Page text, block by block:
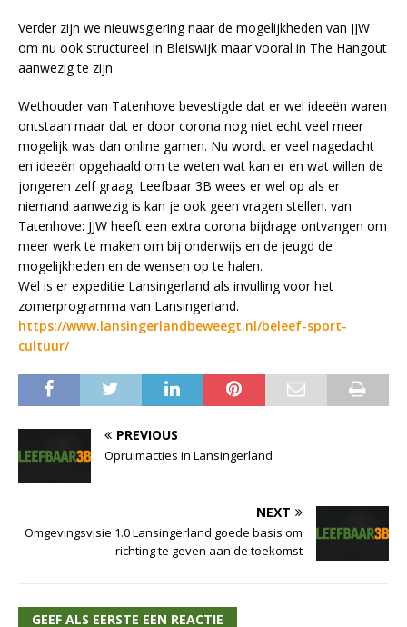
Verder zijn we nieuwsgiering naar de mogelijkheden van JJW
om nu ook structureel in Bleiswijk maar vooral in The Hangout
aanwezig te zijn.
Wethouder van Tatenhove bevestigde dat er wel ideeën waren
ontstaan maar dat er door corona nog niet echt veel meer
mogelijk was dan online gamen. Nu wordt er veel nagedacht
en ideeën opgehaald om te weten wat kan er en wat willen de
jongeren zelf graag. Leefbaar 3B wees er wel op als er
niemand aanwezig is kan je ook geen vragen stellen. van
Tatenhove: JJW heeft een extra corona bijdrage ontvangen om
meer werk te maken om bij onderwijs en de jeugd de
mogelijkheden en de wensen op te halen.
Wel is er expeditie Lansingerland als invulling voor het
zomerprogramma van Lansingerland.
https://www.lansingerlandbeweegt.nl/beleef-sport-
cultuur/
PREVIOUS
Opruimacties in Lansingerland
NEXT
Omgevingsvisie 1.0 Lansingerland goede basis om
richting te geven aan de toekomst
GEEF ALS EERSTE EEN REACTIE